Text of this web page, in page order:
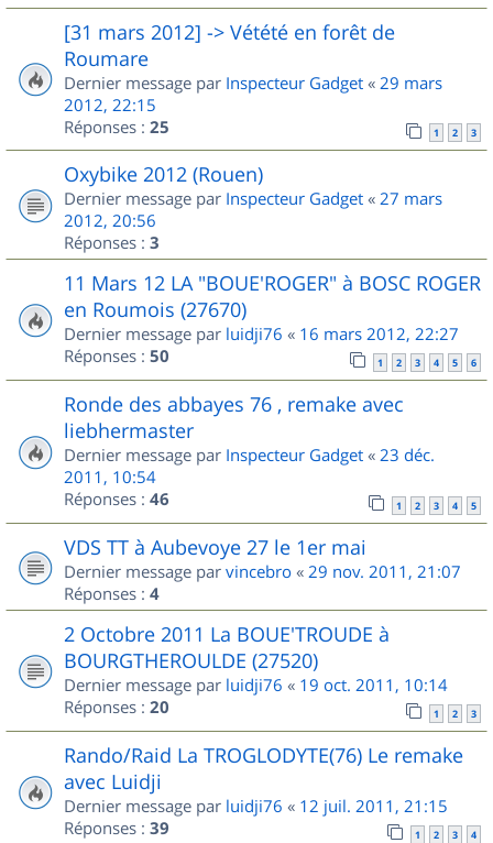
[31 mars 2012] -> Vétété en forêt de
Roumare
Dernier message par Inspecteur Gadget « 29 mars
2012, 22:15
Réponses : 25 1 2 3
Oxybike 2012 (Rouen)
Dernier message par Inspecteur Gadget « 27 mars
2012, 20:56
Réponses : 3
11 Mars 12 LA "BOUE'ROGER" à BOSC ROGER
en Roumois (27670)
Dernier message par luidji76 « 16 mars 2012, 22:27
Réponses : 50 1 2 3 4 5 6
Ronde des abbayes 76 , remake avec
liebhermaster
Dernier message par Inspecteur Gadget « 23 déc.
2011, 10:54
Réponses : 46 1 2 3 4 5
VDS TT à Aubevoye 27 le 1er mai
Dernier message par vincebro « 29 nov. 2011, 21:07
Réponses : 4
2 Octobre 2011 La BOUE'TROUDE à
BOURGTHEROULDE (27520)
Dernier message par luidji76 « 19 oct. 2011, 10:14
Réponses : 20 1 2 3
Rando/Raid La TROGLODYTE(76) Le remake
avec Luidji
Dernier message par luidji76 « 12 juil. 2011, 21:15
Réponses : 39 1 2 3 4